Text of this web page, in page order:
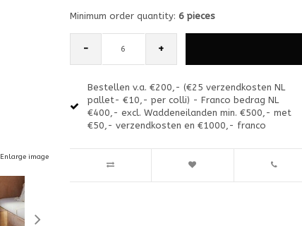
Enlarge image
Minimum order quantity: 6 pieces
- +
Bestellen v.a. €200,- (€25 verzendkosten NL
pallet- €10,- per colli) - Franco bedrag NL
€400,- excl. Waddeneilanden min. €500,- met
€50,- verzendkosten en €1000,- franco